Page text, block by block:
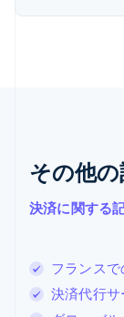
その他
決済に関する
フランス
決済代行
ジブラル
English
シンガポ
English 简体
スウェー
Svenska
スペイン